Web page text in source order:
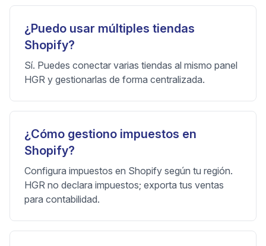
¿Puedo usar múltiples tiendas
Shopify?
Sí. Puedes conectar varias tiendas al mismo panel
HGR y gestionarlas de forma centralizada.
¿Cómo gestiono impuestos en
Shopify?
Configura impuestos en Shopify según tu región.
HGR no declara impuestos; exporta tus ventas
para contabilidad.